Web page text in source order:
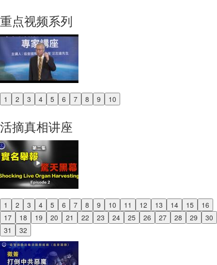
重点视频系列
1 2 3 4 5 6 7 8 9 10
Previous
活摘真相讲座
1 2 3 4 5 6 7 8 9 10 11 12 13 14 15
16
17
18 19 20 21 22 23 24 25 26 27 28 29
30
31
32
Previous
Next